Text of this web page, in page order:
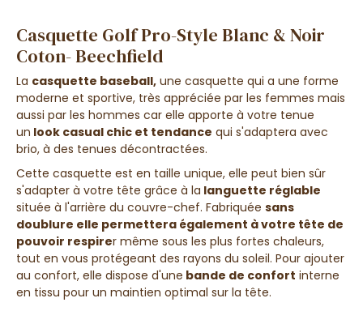
Casquette Golf Pro-Style Blanc & Noir
Coton- Beechfield
La casquette baseball, une casquette qui a une forme
moderne et sportive, très appréciée par les femmes mais
aussi par les hommes car elle apporte à votre tenue
un look casual chic et tendance qui s'adaptera avec
brio, à des tenues décontractées.
Cette casquette est en taille unique, elle peut bien sûr
s'adapter à votre tête grâce à la languette réglable
située à l'arrière du couvre-chef. Fabriquée sans
doublure elle permettera également à votre tête de
pouvoir respirer même sous les plus fortes chaleurs,
tout en vous protégeant des rayons du soleil. Pour ajouter
au confort, elle dispose d'une bande de confort interne
en tissu pour un maintien optimal sur la tête.